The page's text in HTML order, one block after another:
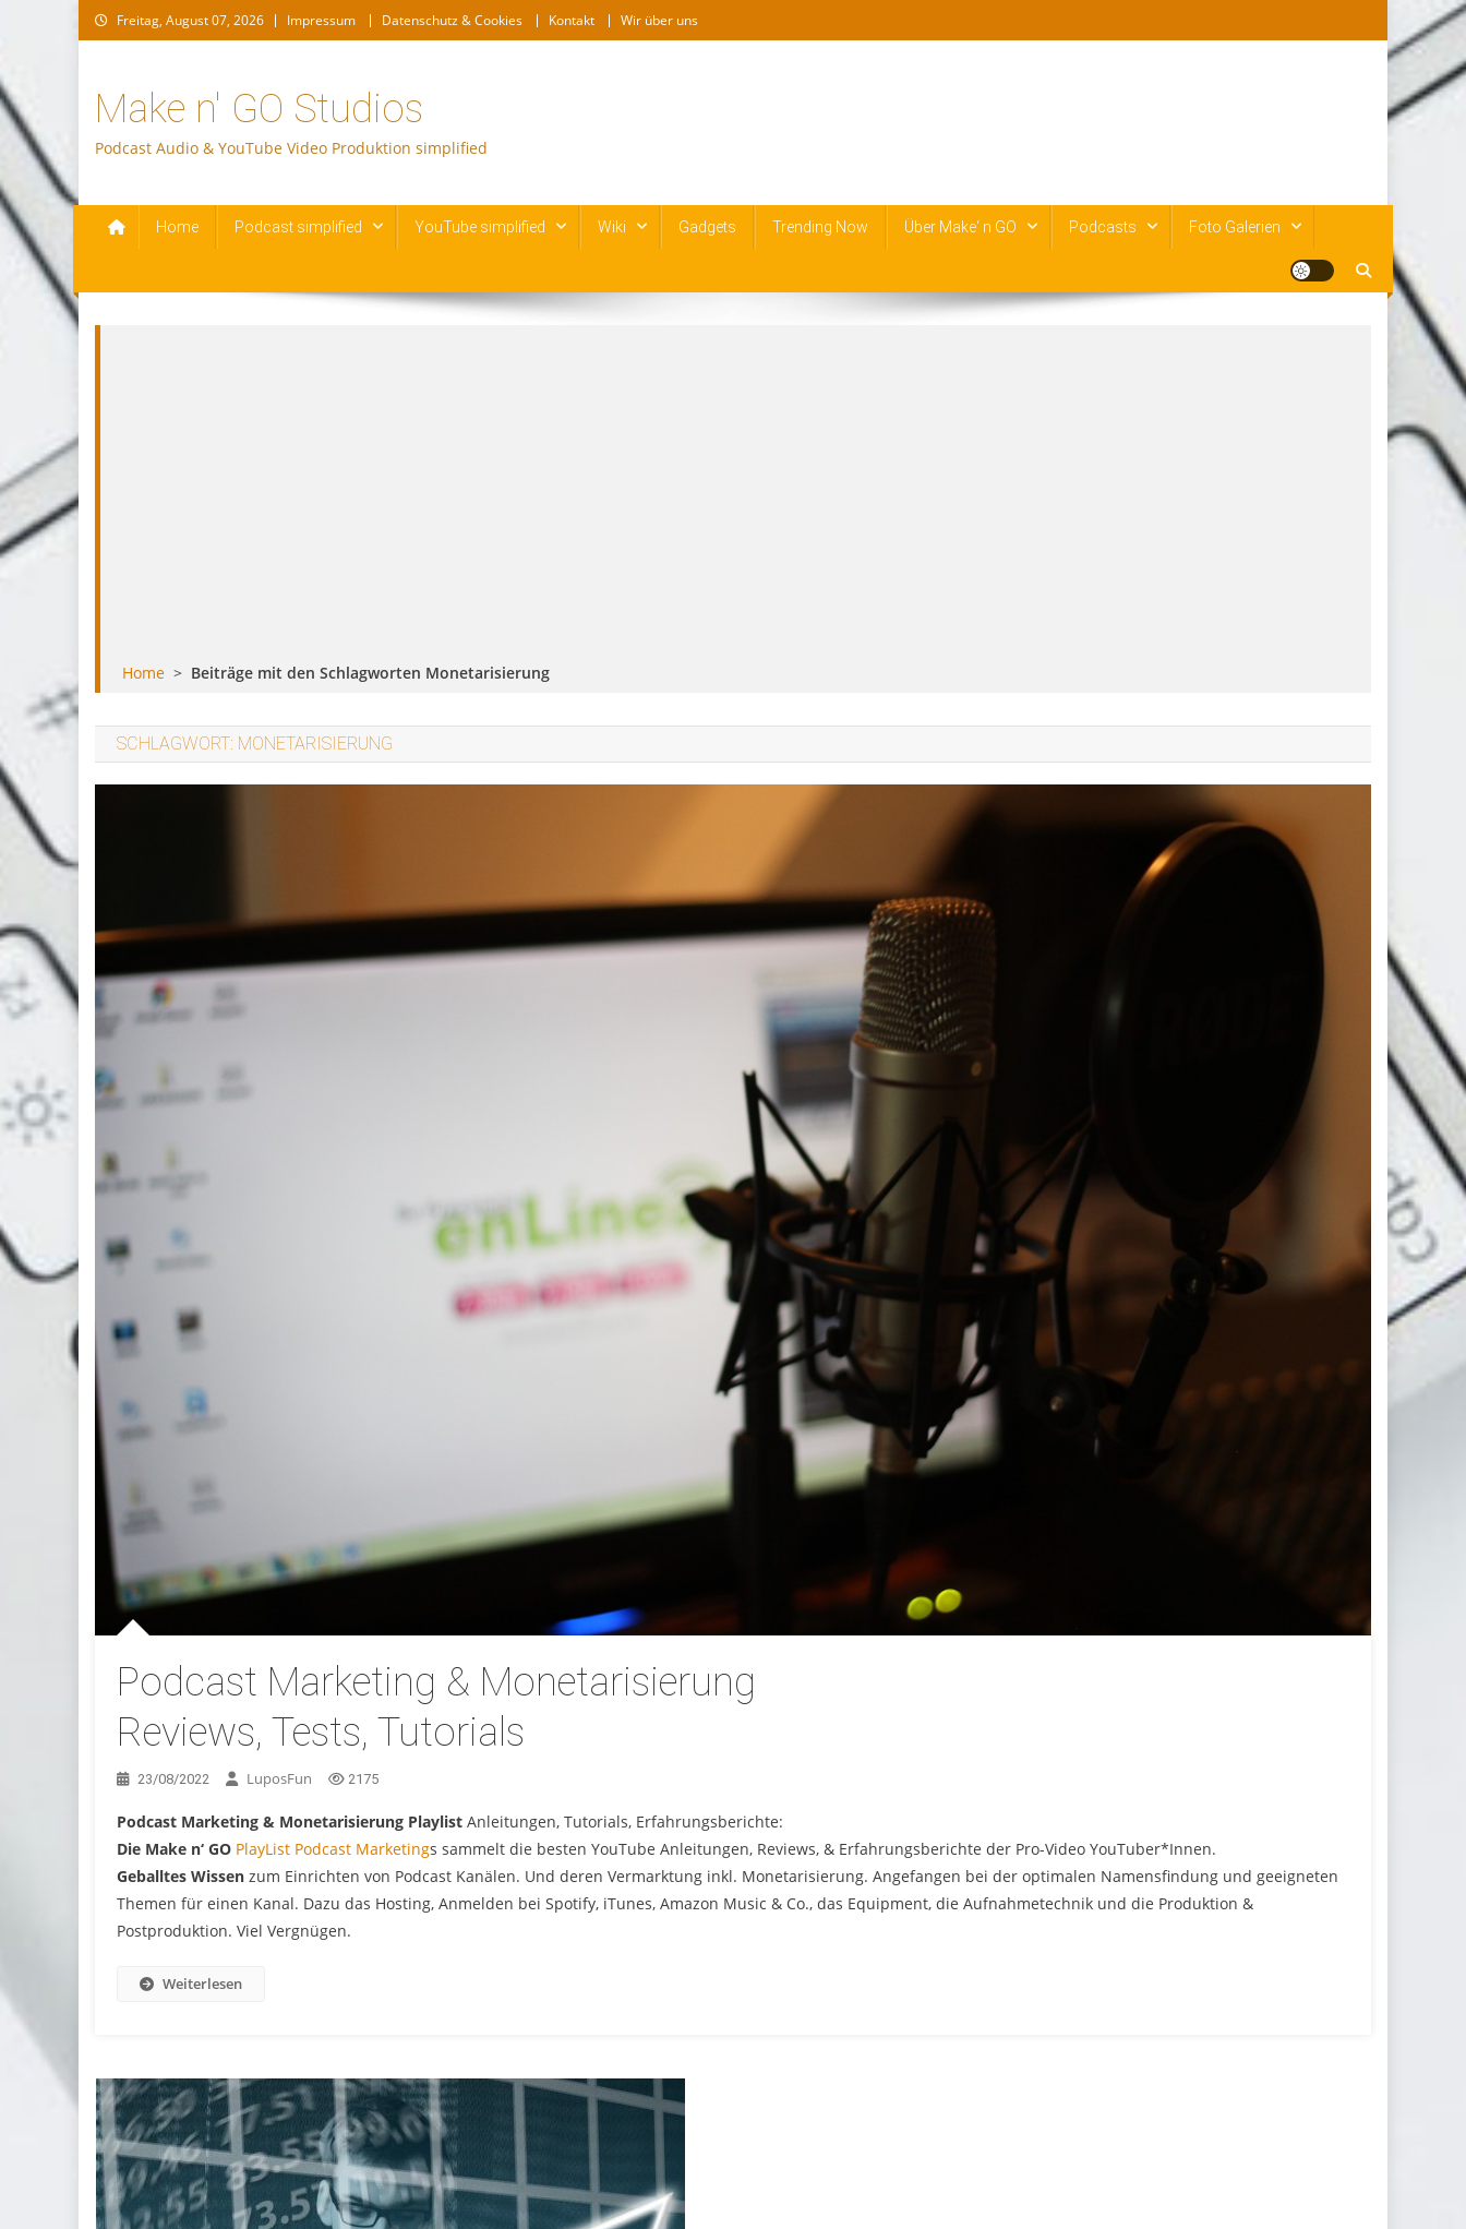
Skip
to
Freitag, August 07, 2026 Impressum Datenschutz & Cookies Kontakt Wir über uns
Make n' GO Studios
Podcast Audio & YouTube Video Produktion simplified
Home Podcast simplified YouTube simplified Wiki Gadgets Trending Now Über Make‘ n GO Podcasts Foto Galerien
Home > Beiträge mit den Schlagworten Monetarisierung
SCHLAGWORT: MONETARISIERUNG
Podcast Marketing & Monetarisierung
Reviews, Tests, Tutorials
23/08/2022 LuposFun 2175
Podcast Marketing & Monetarisierung Playlist Anleitungen, Tutorials, Erfahrungsberichte:
Die Make n‘ GO PlayList Podcast Marketings sammelt die besten YouTube Anleitungen, Reviews, & Erfahrungsberichte der Pro-Video YouTuber*Innen.
Geballtes Wissen zum Einrichten von Podcast Kanälen. Und deren Vermarktung inkl. Monetarisierung. Angefangen bei der optimalen Namensfindung und geeigneten
Themen für einen Kanal. Dazu das Hosting, Anmelden bei Spotify, iTunes, Amazon Music & Co., das Equipment, die Aufnahmetechnik und die Produktion &
Postproduktion. Viel Vergnügen.
Weiterlesen